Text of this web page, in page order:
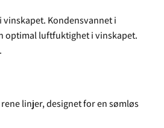
Kondensvannet i
optimal luftfuktighet i vinskapet.
linjer, designet for en sømløs